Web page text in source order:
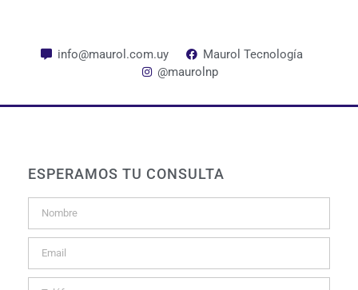
info@maurol.com.uy
Maurol Tecnología
@maurolnp
ESPERAMOS TU CONSULTA